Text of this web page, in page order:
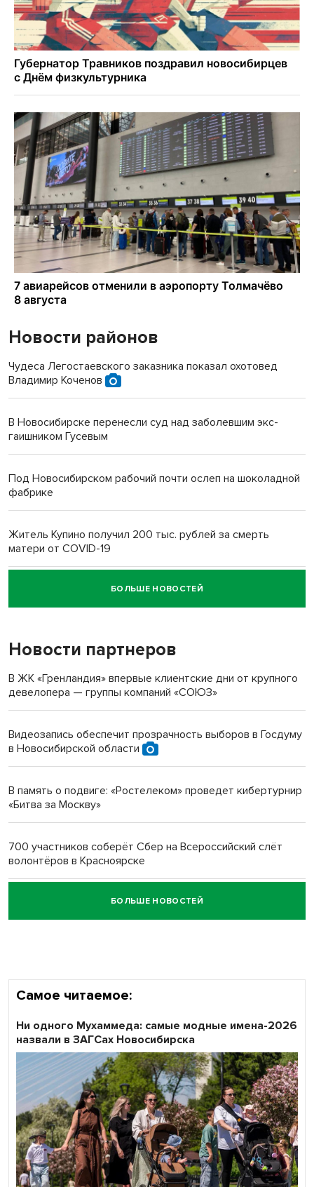
Новости районов
Чудеса Легостаевского заказника показал охотовед
Владимир Коченов
В Новосибирске перенесли суд над заболевшим экс-
гаишником Гусевым
Под Новосибирском рабочий почти ослеп на шоколадной
фабрике
Житель Купино получил 200 тыс. рублей за смерть
матери от COVID-19
Новосибирский суд наказал водителя за смерть
пенсионерки на вокзале
«Мы живём на пастбище!»: в новосибирском селе лошади
терроризируют жителей
Новосибирский преподаватель с женой вошли в топ-16
БОЛЬШЕ НОВОСТЕЙ
Новости партнеров
В ЖК «Гренландия» впервые клиентские дни от крупного
девелопера — группы компаний «СОЮЗ»
Видеозапись обеспечит прозрачность выборов в Госдуму
в Новосибирской области
В память о подвиге: «Ростелеком» проведет кибертурнир
«Битва за Москву»
700 участников соберёт Сбер на Всероссийский слёт
волонтёров в Красноярске
Честный выбор: видеонаблюдение обеспечит
объективность результатов ЕДГ в Новосибирской
БОЛЬШЕ НОВОСТЕЙ
Самое читаемое:
Ни одного Мухаммеда: самые модные имена-2026
назвали в ЗАГСах Новосибирска